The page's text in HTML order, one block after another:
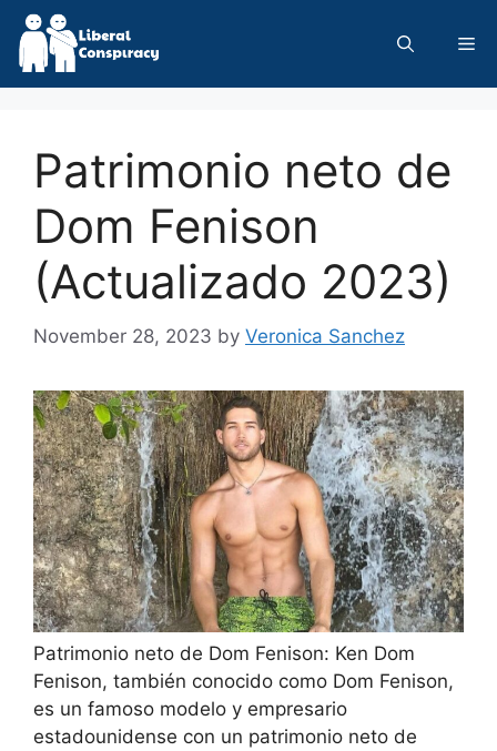
Skip
content
Patrimonio neto de
Dom Fenison
(Actualizado 2023)
November 28, 2023 by Veronica Sanchez
Patrimonio neto de Dom Fenison: Ken Dom
Fenison, también conocido como Dom Fenison,
es un famoso modelo y empresario
estadounidense con un patrimonio neto de